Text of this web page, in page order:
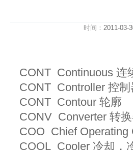
时间： 2011-03-
CONT Continuous 连
CONT Controller 控制
CONT Contour 轮廓
CONV Converter 转
COO Chief Operating
COOL Cooler 冷却，